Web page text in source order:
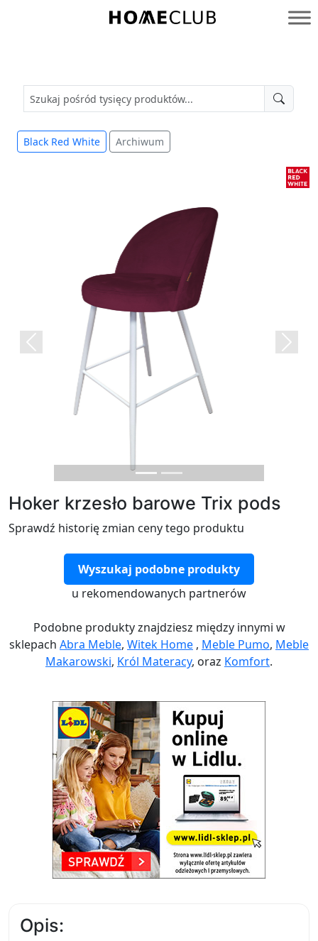
Homeclub
Black Red White Archiwum
Previous Next
Hoker krzesło barowe Trix pods
Sprawdź historię zmian ceny tego produktu
Wyszukaj podobne produkty
u rekomendowanych partnerów
Podobne produkty znajdziesz między innymi w
sklepach Abra Meble, Witek Home , Meble Pumo, Meble
Makarowski, Król Materacy, oraz Komfort.
Opis: